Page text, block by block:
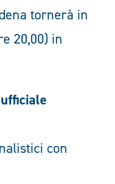
tornerà in
20,00) in
con